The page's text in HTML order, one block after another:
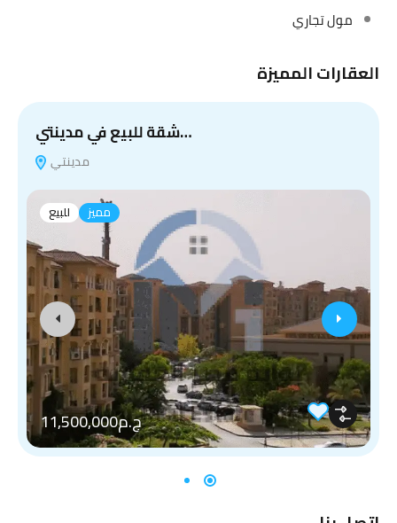
مول تجاري
العقارات المميزة
شقة للبيع في مدينتي…
مدينتي
للبيع مميز
ج.م11,500,000